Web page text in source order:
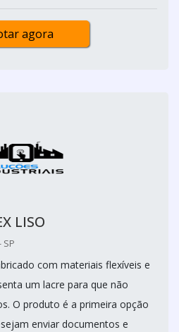
agora
LISO
SP
com materiais flexíveis e
um lacre para que não
O produto é a primeira opção
enviar documentos e